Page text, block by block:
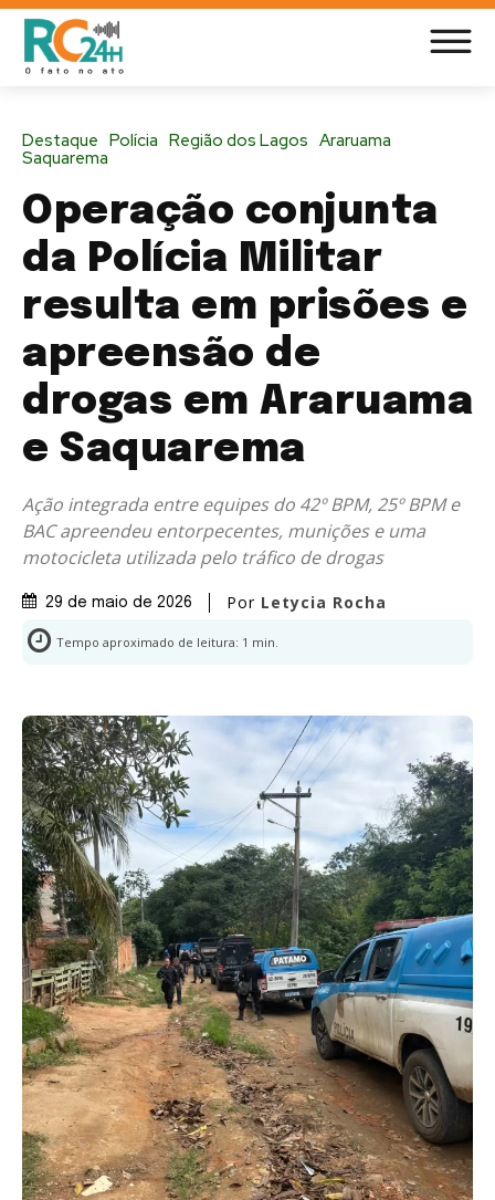
Destaque Polícia Região dos Lagos Araruama
Saquarema
Operação conjunta
da Polícia Militar
resulta em prisões e
apreensão de
drogas em Araruama
e Saquarema
Ação integrada entre equipes do 42º BPM, 25º BPM e
BAC apreendeu entorpecentes, munições e uma
motocicleta utilizada pelo tráfico de drogas
29 de maio de 2026 Por Letycia Rocha
Tempo aproximado de leitura: 1 min.